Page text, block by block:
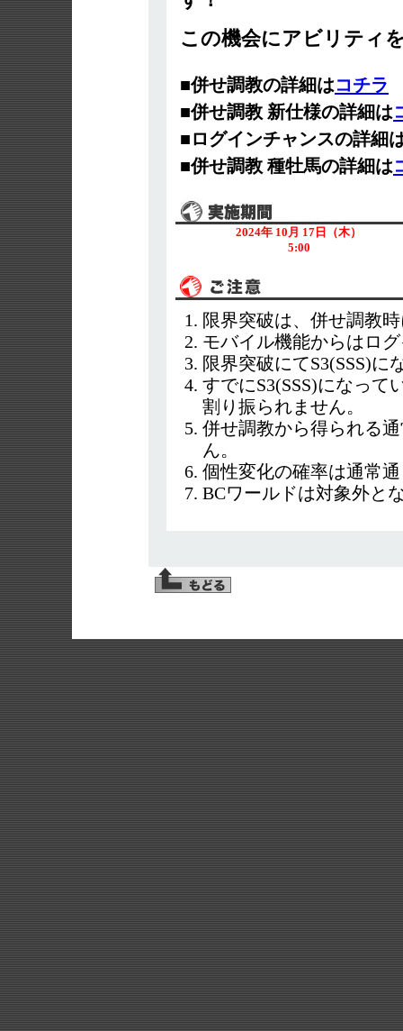
この機会にアビリティ
■併せ調教の詳細はコチラ
■併せ調教 新仕様の詳細は
■ログインチャンスの詳細
■併せ調教 種牡馬の詳細は
2024年 10月 17日（木）
5:00
限界突破は、併せ調教
モバイル機能からはロ
限界突破にてS3(SSS)に
すでにS3(SSS)になって
割り振られません。
併せ調教から得られる
ん。
個性変化の確率は通常
BCワールドは対象外と